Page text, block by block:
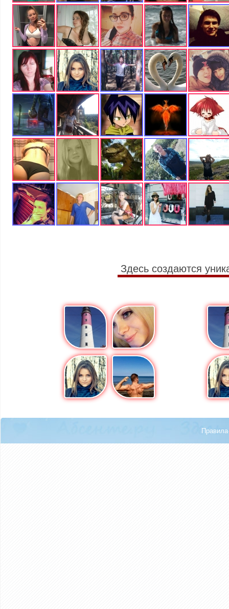
Здесь создаются
Правила